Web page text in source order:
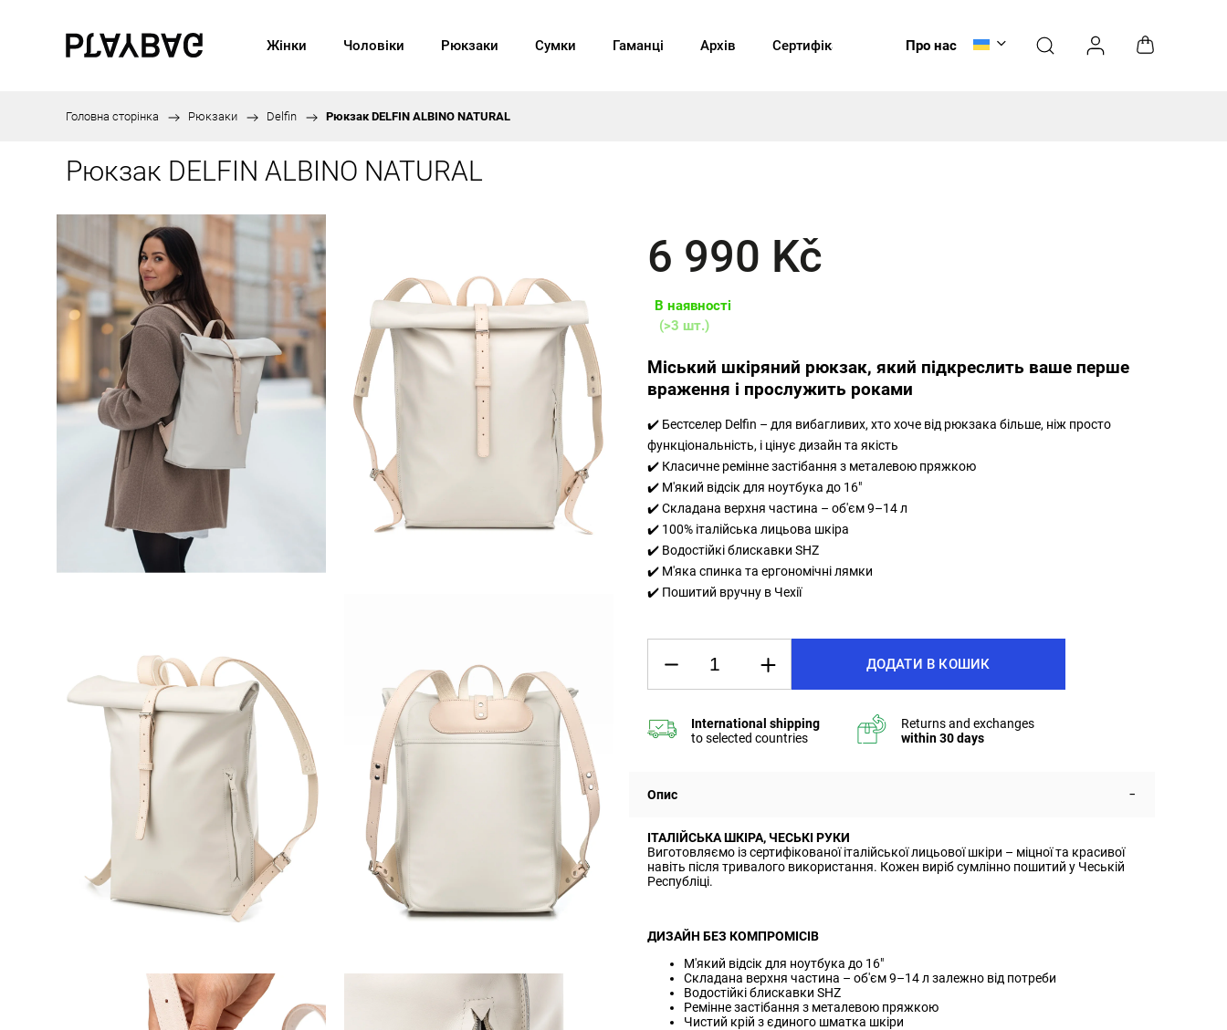
Про нас
Жінки Чоловіки Рюкзаки Сумки Гаманці Архів Сертифікати Догляд НОВИНКИ
Головна сторінка / Рюкзаки / Delfin / Рюкзак DELFIN ALBINO NATURAL
Рюкзак DELFIN ALBINO NATURAL
6 990 Kč
В наявності
(>3 шт.)
Міський шкіряний рюкзак, який підкреслить ваше перше
враження і прослужить роками
✔️ Бестселер Delfin – для вибагливих, хто хоче від рюкзака більше, ніж просто
функціональність, і цінує дизайн та якість
✔️ Класичне ремінне застібання з металевою пряжкою
✔️ М'який відсік для ноутбука до 16"
✔️ Складана верхня частина – об'єм 9–14 л
✔️ 100% італійська лицьова шкіра
✔️ Водостійкі блискавки SHZ
✔️ М'яка спинка та ергономічні лямки
✔️ Пошитий вручну в Чехії
ДОДАТИ В КОШИК
Опис
ІТАЛІЙСЬКА ШКІРА, ЧЕСЬКІ РУКИ
Виготовляємо із сертифікованої італійської лицьової шкіри – міцної та красивої
навіть після тривалого використання. Кожен виріб сумлінно пошитий у Чеській
Республіці.
ДИЗАЙН БЕЗ КОМПРОМІСІВ
М'який відсік для ноутбука до 16"
Складана верхня частина – об'єм 9–14 л залежно від потреби
Водостійкі блискавки SHZ
Ремінне застібання з металевою пряжкою
Чистий крій з єдиного шматка шкіри